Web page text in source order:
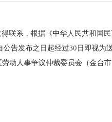
联系，根据《中华人民共和国
告发布之日起经过30日即视为
动人事争议仲裁委员会（金台